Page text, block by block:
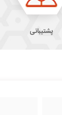
پشتیبانی